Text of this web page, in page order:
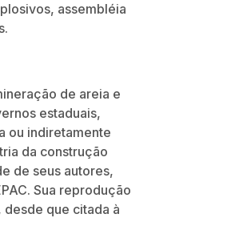
assembléia
de areia e
estaduais,
ou indiretamente
da construção
de seus autores,
Sua reprodução
que citada à